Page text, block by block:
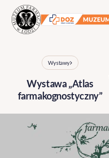
Wystawy
Wydarzenia
Wystawy
Wystawa „Atlas
farmakognostyczny”